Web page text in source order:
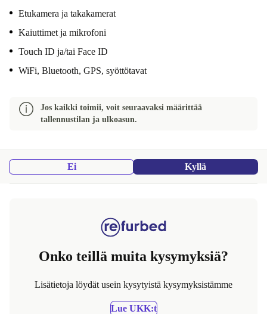
Etukamera ja takakamerat
Kaiuttimet ja mikrofoni
Touch ID ja/tai Face ID
WiFi, Bluetooth, GPS, syöttötavat
Jos kaikki toimii, voit seuraavaksi määrittää
tallennustilan ja ulkoasun.
Ei Kyllä
Onko teillä muita kysymyksiä?
Lisätietoja löydät usein kysytyistä kysymyksistämme
Lue UKK:t